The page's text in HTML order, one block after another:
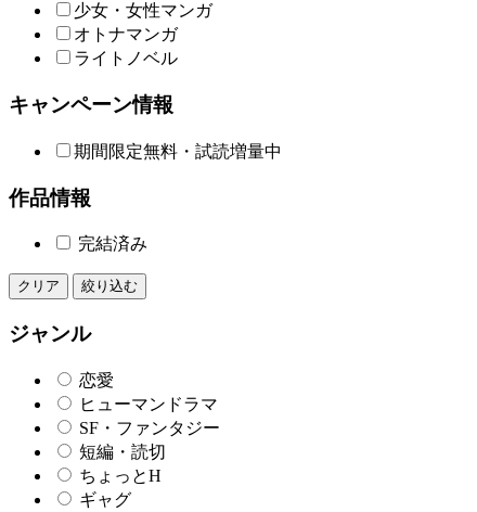
少女・女性マンガ
オトナマンガ
ライトノベル
キャンペーン情報
期間限定無料・試読増量中
作品情報
完結済み
クリア 絞り込む
ジャンル
恋愛
ヒューマンドラマ
SF・ファンタジー
短編・読切
ちょっとH
ギャグ